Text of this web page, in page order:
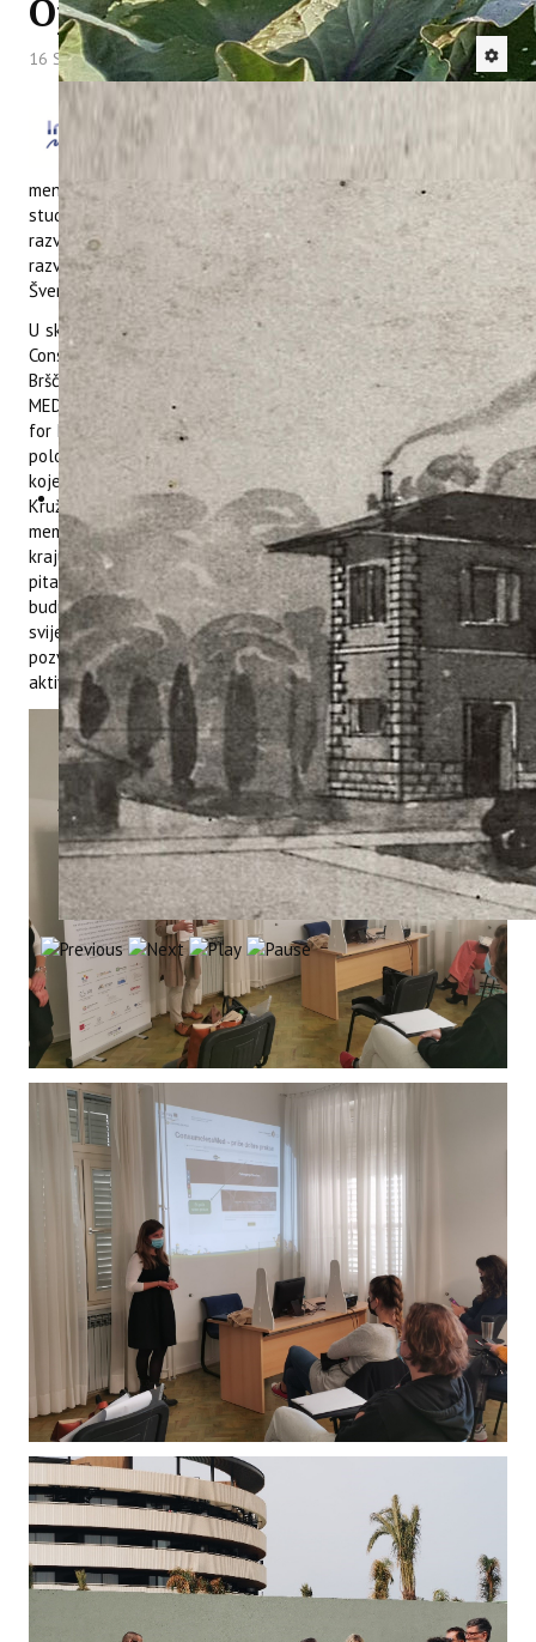
Opatiji
16 Studeni 2021 Hitova: 4072
U ponedjeljak 15. studenoga 2021.
održano je gostujuće predavanje
studentima opatijskog Fakulteta za
menadžment u turizmu i ugostiteljstvu. Predavanje je održano
studentima druge godine diplomskog studija na smjeru Održivi
razvoj u turizmu u sklopu kolegija „Ekonomika održivog
razvoja“. Predavanje je organizirala izv. prof. dr. sc. Zvonimira
Šverko Grdić.
U sklopu predavanja predstavljeni su projekti WINTER MED i
ConsumeLess Plus. Tijekom prvog školskog sata dr. sc. Kristina
Brščić prezentirala je alate projekta WINTER MED i WINTER
MED Strategiju „Transnational Year-Round Tourism Strategy
for Mediterranean Island Destinations 2021 – 2026“. U drugoj
polovici predavanja predstavljen je projekt ConsumeLess Plus
kojeg su izlagale Katarina Lovrečić, Joelle Živolić i Rosela
Kružić. Predstavljen je ConsumeLess model, smjernice, kriteriji,
memorandum o razumijevanju i ConsumeLess platforma. Na
kraju predavanja kroz kratku diskusiju pojašnjena su još neka
pitanja vezana uz realizaciju europskih projekata. Osim toga,
budući da je ConsumeLess Plus projekt usmjeren na podizanje
svijesti u zajednici o važnosti čuvanja resursa studenti su
pozvani da se pridruže projektu kao volonteri u budućim
aktivnostima koje će realizirati u okviru projekta.